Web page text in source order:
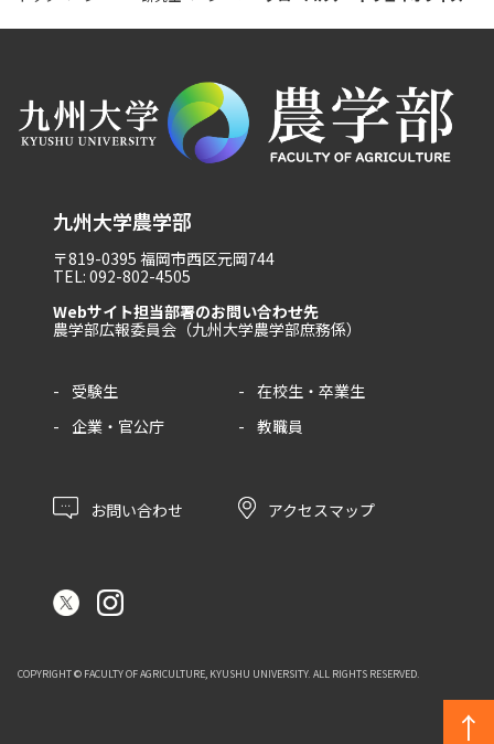
九州大学農学部
〒819-0395 福岡市西区元岡744
TEL: 092-802-4505
Webサイト担当部署のお問い合わせ先
農学部広報委員会（九州大学農学部庶務係）
受験生
在校生・卒業生
企業・官公庁
教職員
お問い合わせ アクセスマップ
COPYRIGHT © FACULTY OF AGRICULTURE, KYUSHU UNIVERSITY. ALL RIGHTS RESERVED.
↑